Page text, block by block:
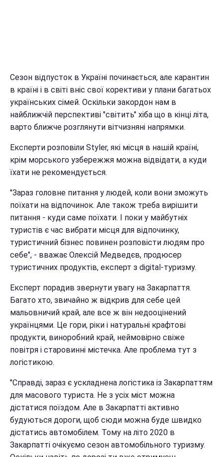
Сезон відпусток в Україні починається, але карантин
в країні і в світі вніс свої корективи у плани багатьох
українських сімей. Оскільки закордон нам в
найближчій перспективі "світить" хіба що в кінці літа,
варто ближче розглянути вітчизняні напрямки.
Експерти розповіли Styler, які місця в нашій країні,
крім морського узбережжя можна відвідати, а куди
їхати не рекомендується.
"Зараз головне питання у людей, коли вони зможуть
поїхати на відпочинок. Але також треба вирішити
питання - куди саме поїхати. І поки у майбутніх
туристів є час вибрати місця для відпочинку,
туристичний бізнес повинен розповісти людям про
себе", - вважає Олексій Медведєв, продюсер
туристичних продуктів, експерт з digital-туризму.
Експерт порадив звернути увагу на Закарпаття.
Багато хто, звичайно ж відкрив для себе цей
мальовничий край, але все ж він недооцінений
українцями. Це гори, ріки і натуральні крафтові
продукти, виноробний край, неймовірно свіже
повітря і старовинні містечка. Але проблема тут з
логістикою.
"Справді, зараз є ускладнена логістика із Закарпаттям
для масового туриста. Не з усіх міст можна
дістатися поїздом. Але в Закарпатті активно
будуються дороги, щоб сюди можна буде швидко
дістатись автомобілем. Тому на літо 2020 в
Закарпатті очікуємо сезон автомобільного туризму.